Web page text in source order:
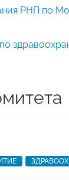
РНП по